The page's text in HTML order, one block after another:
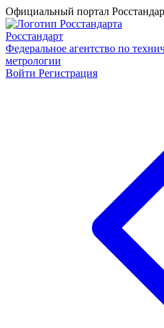
Официальный портал
Росстандарт
Федеральное агентство по
метрологии
Войти Регистрация